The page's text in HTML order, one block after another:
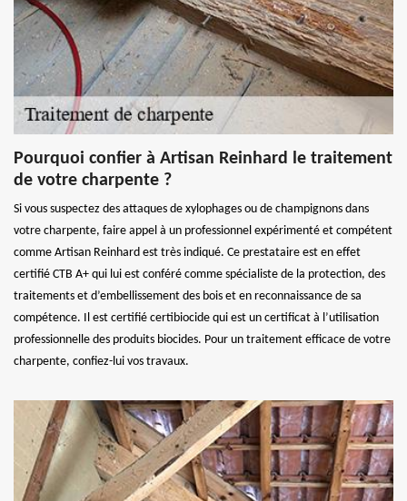
Pourquoi confier à Artisan Reinhard le traitement
de votre charpente ?
Si vous suspectez des attaques de xylophages ou de champignons dans
votre charpente, faire appel à un professionnel expérimenté et compétent
comme Artisan Reinhard est très indiqué. Ce prestataire est en effet
certifié CTB A+ qui lui est conféré comme spécialiste de la protection, des
traitements et d’embellissement des bois et en reconnaissance de sa
compétence. Il est certifié certibiocide qui est un certificat à l’utilisation
professionnelle des produits biocides. Pour un traitement efficace de votre
charpente, confiez-lui vos travaux.